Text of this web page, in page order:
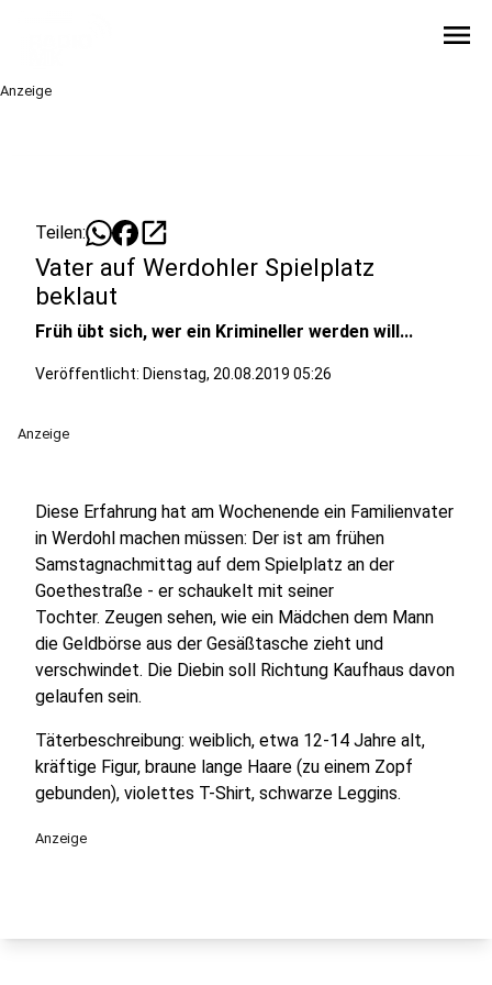
menu
Anzeige
Teilen: open_in_new
Vater auf Werdohler Spielplatz
beklaut
Früh übt sich, wer ein Krimineller werden will...
Veröffentlicht: Dienstag, 20.08.2019 05:26
Anzeige
Diese Erfahrung hat am Wochenende ein Familienvater
in Werdohl machen müssen: Der ist am frühen
Samstagnachmittag auf dem Spielplatz an der
Goethestraße - er schaukelt mit seiner
Tochter. Zeugen sehen, wie ein Mädchen dem Mann
die Geldbörse aus der Gesäßtasche zieht und
verschwindet. Die Diebin soll Richtung Kaufhaus davon
gelaufen sein.
Täterbeschreibung: weiblich, etwa 12-14 Jahre alt,
kräftige Figur, braune lange Haare (zu einem Zopf
gebunden), violettes T-Shirt, schwarze Leggins.
Anzeige